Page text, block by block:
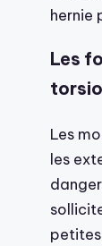
hernie
Les
Les
les
petites